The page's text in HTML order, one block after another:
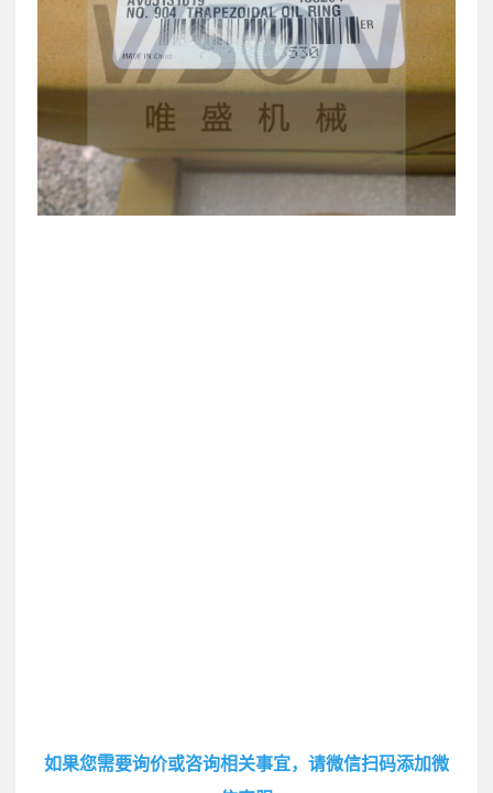
如果您需要询价或咨询相关事宜，请微信扫码添加微